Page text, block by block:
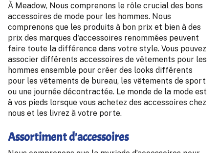
À Meadow, Nous comprenons le rôle crucial des bons
accessoires de mode pour les hommes. Nous
comprenons que les produits à bon prix et bien à des
prix des marques d'accessoires renommées peuvent
faire toute la différence dans votre style. Vous pouvez
associer différents accessoires de vêtements pour les
hommes ensemble pour créer des looks différents
pour les vêtements de bureau, les vêtements de sport
ou une journée décontractée. Le monde de la mode est
à vos pieds lorsque vous achetez des accessoires chez
nous et les livrez à votre porte.
Assortiment d'accessoires